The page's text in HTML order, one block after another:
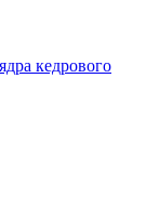
кедрового